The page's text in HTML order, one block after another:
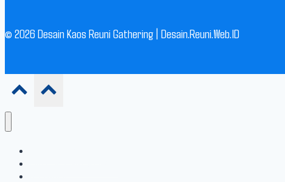
© 2026 Desain Kaos Reuni Gathering | Desain.Reuni.Web.ID